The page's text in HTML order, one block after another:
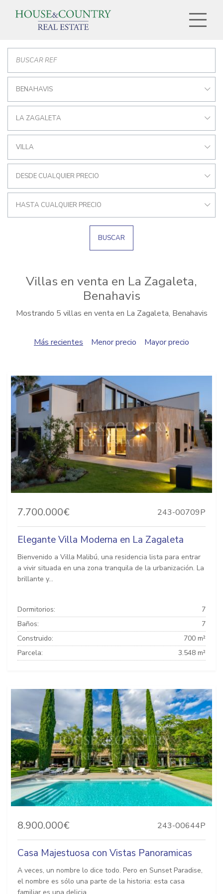
BENAHAVIS
LA ZAGALETA
VILLA
DESDE CUALQUIER PRECIO
HASTA CUALQUIER PRECIO
BUSCAR
Villas en venta en La Zagaleta,
Benahavis
Mostrando 5 villas en venta en La Zagaleta, Benahavis
Más recientes Menor precio Mayor precio
7.700.000€ 243-00709P
Elegante Villa Moderna en La Zagaleta
Bienvenido a Villa Malibú, una residencia lista para entrar
a vivir situada en una zona tranquila de la urbanización. La
brillante y...
Dormitorios:
7
Baños:
7
Construido:
700 m²
Parcela:
3.548 m²
8.900.000€ 243-00644P
Casa Majestuosa con Vistas Panoramicas
A veces, un nombre lo dice todo. Pero en Sunset Paradise,
el nombre es sólo una parte de la historia: esta casa